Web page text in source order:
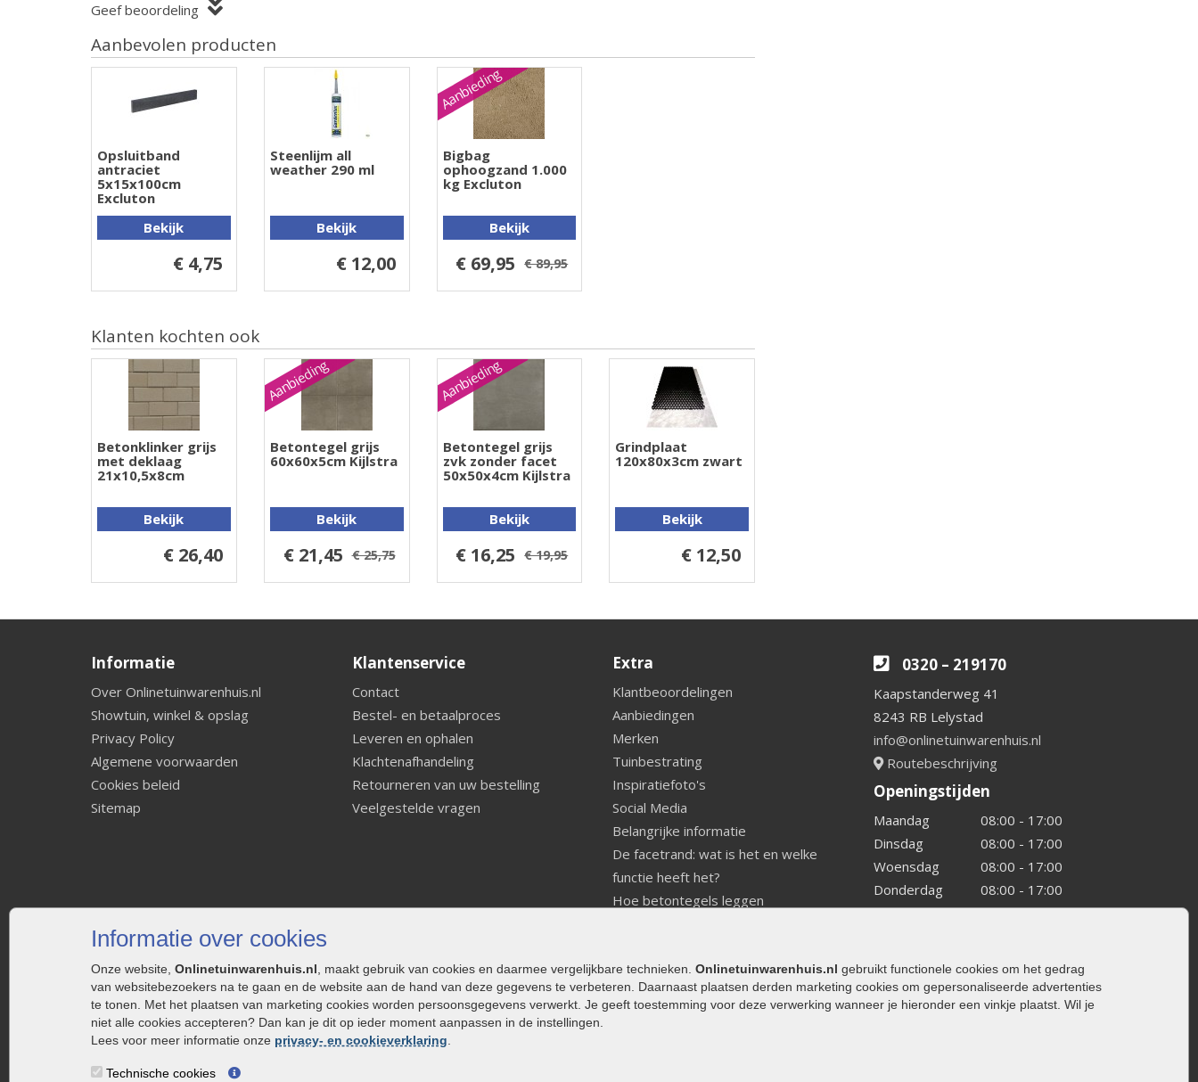
Informatie over cookies
Onze website, Onlinetuinwarenhuis.nl , maakt gebruik van cookies en daarmee vergelijkbare technieken. Onlinetuinwarenhuis.nl gebruikt functionele cookies om het gedrag
van websitebezoekers na te gaan en de website aan de hand van deze gegevens te verbeteren. Daarnaast plaatsen derden marketing cookies om gepersonaliseerde advertenties
te tonen. Met het plaatsen van marketing cookies worden persoonsgegevens verwerkt. Je geeft toestemming voor deze verwerking wanneer je hieronder een vinkje plaatst. Wil je
niet alle cookies accepteren? Dan kan je dit op ieder moment aanpassen in de instellingen.
Lees voor meer informatie onze privacy- en cookieverklaring
Technische cookies
Geef beoordeling
Aanbevolen producten
Opsluitband
antraciet
5x15x100cm
Excluton
Bekijk
€ 4,75
Steenlijm all
weather 290 ml
Bekijk
€ 12,00
Aanbieding
Bigbag
ophoogzand 1.000
kg Excluton
Bekijk
€ 69,95 € 89,95
Klanten kochten ook
Betonklinker grijs
met deklaag
21x10,5x8cm
Bekijk
€ 26,40
Aanbieding
Betontegel grijs
60x60x5cm Kijlstra
Bekijk
€ 21,45 € 25,75
Aanbieding
Betontegel grijs
zvk zonder facet
50x50x4cm Kijlstra
Bekijk
€ 16,25 € 19,95
Grindplaat
120x80x3cm zwart
Bekijk
€ 12,50
Informatie
Over Onlinetuinwarenhuis.nl
Showtuin, winkel & opslag
Privacy Policy
Algemene voorwaarden
Cookies beleid
Sitemap
Klantenservice
Contact
Bestel- en betaalproces
Leveren en ophalen
Klachtenafhandeling
Retourneren van uw bestelling
Veelgestelde vragen
Extra
Klantbeoordelingen
Aanbiedingen
Merken
Tuinbestrating
Inspiratiefoto's
Social Media
Belangrijke informatie
De facetrand: wat is het en welke
functie heeft het?
Hoe betontegels leggen
Welke tuinstijl past bij mij
Strakke tuin inrichten
Legverbanden gebakken bestrating
0320 – 219170
Kaapstanderweg 41
8243 RB Lelystad
info@onlinetuinwarenhuis.nl
Routebeschrijving
Openingstijden
Maandag
08:00 - 17:00
Dinsdag
08:00 - 17:00
Woensdag
08:00 - 17:00
Donderdag
08:00 - 17:00
Vrijdag
08:00 - 17:00